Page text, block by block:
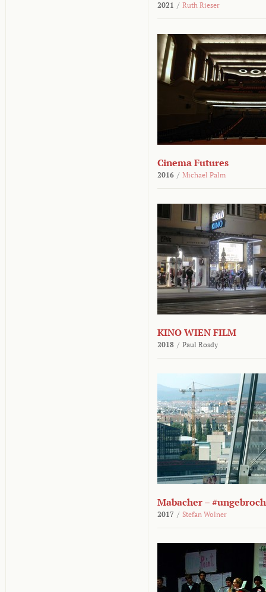
2021 / Ruth Rieser
Cinema Futures
2016 / Michael Palm
KINO WIEN FILM
2018 / Paul Rosdy
Mabacher –
2017 / Stefan Wolner